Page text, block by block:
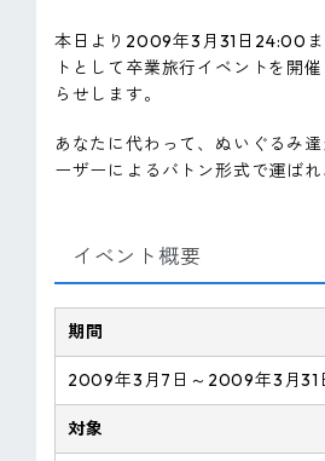
採用情報
サステナビリティ
EN
本日より2009年3月31日24:00
トとして卒業旅行イベントを開
らせします。
あなたに代わって、ぬいぐるみ
ーザーによるバトン形式で運ばれ
イベント概要
期間
2009年3月7日～2009年3月
対象